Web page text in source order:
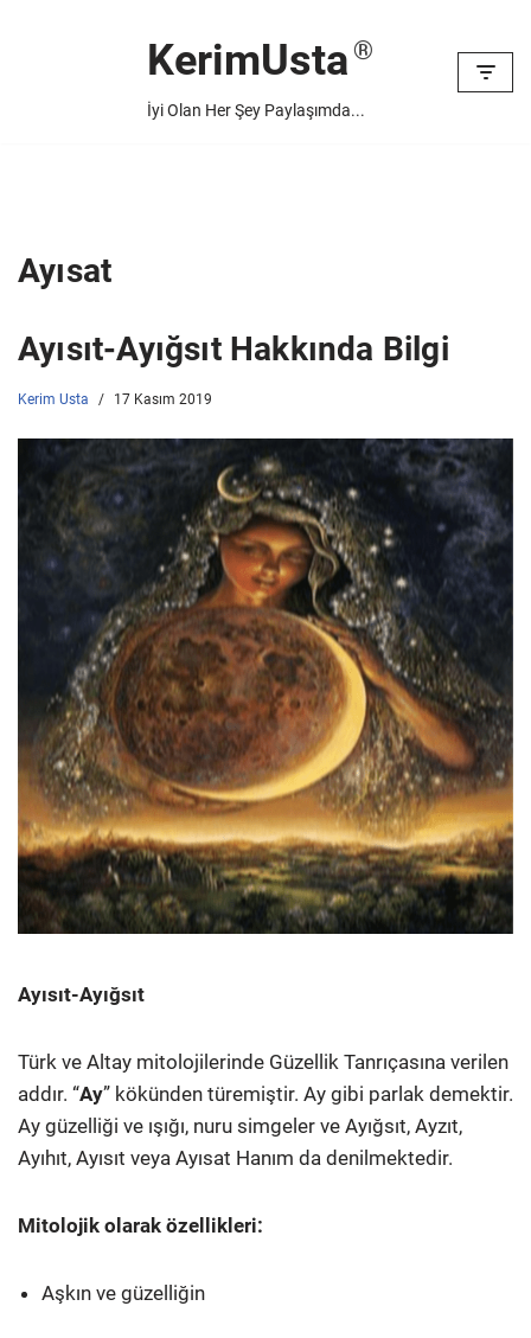
KerimUsta
İyi Olan Her Şey Paylaşımda...
Ayısat
Ayısıt-Ayığsıt Hakkında Bilgi
Kerim Usta 17 Kasım 2019
Ayısıt-Ayığsıt
Türk ve Altay mitolojilerinde Güzellik Tanrıçasına verilen
addır. “Ay” kökünden türemiştir. Ay gibi parlak demektir.
Ay güzelliği ve ışığı, nuru simgeler ve Ayığsıt, Ayzıt,
Ayıhıt, Ayısıt veya Ayısat Hanım da denilmektedir.
Mitolojik olarak özellikleri:
Aşkın ve güzelliğin